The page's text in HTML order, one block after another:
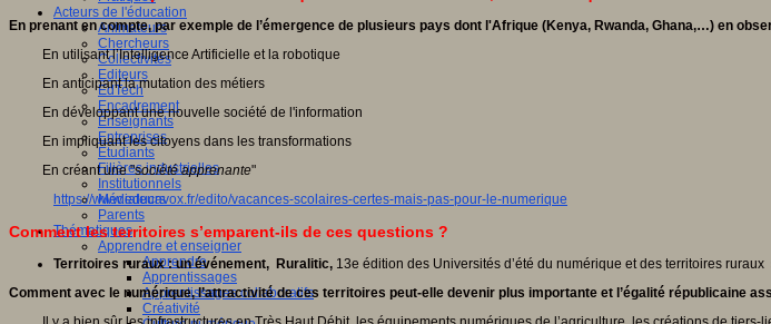
Acteurs de l'éducation
Animateurs
Chercheurs
Collectivités
Editeurs
EdTech
Encadrement
Enseignants
Entreprises
Etudiants
Filières industrielles
Institutionnels
Médiateurs
Parents
Thématiques
Apprendre et enseigner
Apprendre
Apprentissages
Apprentissages collaboratifs
Créativité
En prenant en compte, par exemple de l’émergence de plusieurs pays dont l'Afrique (Kenya, Rwanda, Ghana,…) en
En utilisant l’Intelligence Artificielle et la robotique
En anticipant la mutation des métiers
En développant une nouvelle société de l'information
En impliquant les citoyens dans les transformations
En créant une "société apprenante"
https://www.educavox.fr/edito/vacances-scolaires-certes-mais-pas-pour-le-numerique
Comment les territoires s’emparent-ils de ces questions ?
Territoires ruraux : un événement, Ruralitic, 13e édition des Universités d’été du numérique et des territoires
Comment avec le numérique, l’attractivité de ces territoires peut-elle devenir plus importante et l’égalité républicaine